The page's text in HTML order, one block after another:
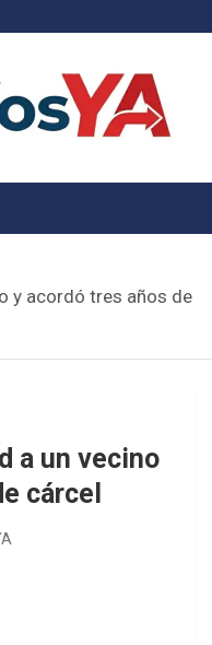
y acordó tres años de
a un vecino
cárcel